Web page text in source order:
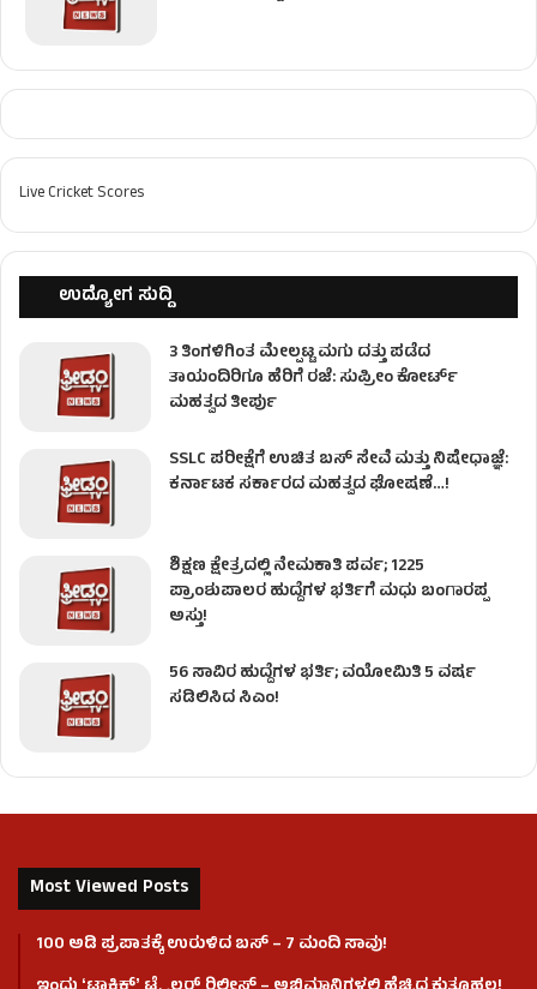
Live Cricket Scores
ಉದ್ಯೋಗ ಸುದ್ದಿ
3 ತಿಂಗಳಿಗಿಂತ ಮೇಲ್ಪಟ್ಟ ಮಗು ದತ್ತು ಪಡೆದ
ತಾಯಂದಿರಿಗೂ ಹೆರಿಗೆ ರಜೆ: ಸುಪ್ರೀಂ ಕೋರ್ಟ್
ಮಹತ್ವದ ತೀರ್ಪು
SSLC ಪರೀಕ್ಷೆಗೆ ಉಚಿತ ಬಸ್ ಸೇವೆ ಮತ್ತು ನಿಷೇಧಾಜ್ಞೆ:
ಕರ್ನಾಟಕ ಸರ್ಕಾರದ ಮಹತ್ವದ ಘೋಷಣೆ…!
ಶಿಕ್ಷಣ ಕ್ಷೇತ್ರದಲ್ಲಿ ನೇಮಕಾತಿ ಪರ್ವ; 1225
ಪ್ರಾಂಶುಪಾಲರ ಹುದ್ದೆಗಳ ಭರ್ತಿಗೆ ಮಧು ಬಂಗಾರಪ್ಪ
ಅಸ್ತು!
56 ಸಾವಿರ ಹುದ್ದೆಗಳ ಭರ್ತಿ; ವಯೋಮಿತಿ 5 ವರ್ಷ
ಸಡಿಲಿಸಿದ ಸಿಎಂ!
Most Viewed Posts
100 ಅಡಿ ಪ್ರಪಾತಕ್ಕೆ ಉರುಳಿದ ಬಸ್‌ – 7 ಮಂದಿ ಸಾವು!